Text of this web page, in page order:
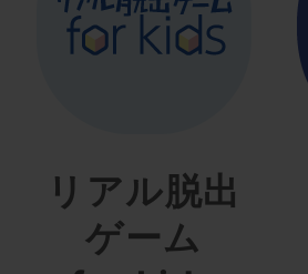
リアル脱出
ゲーム